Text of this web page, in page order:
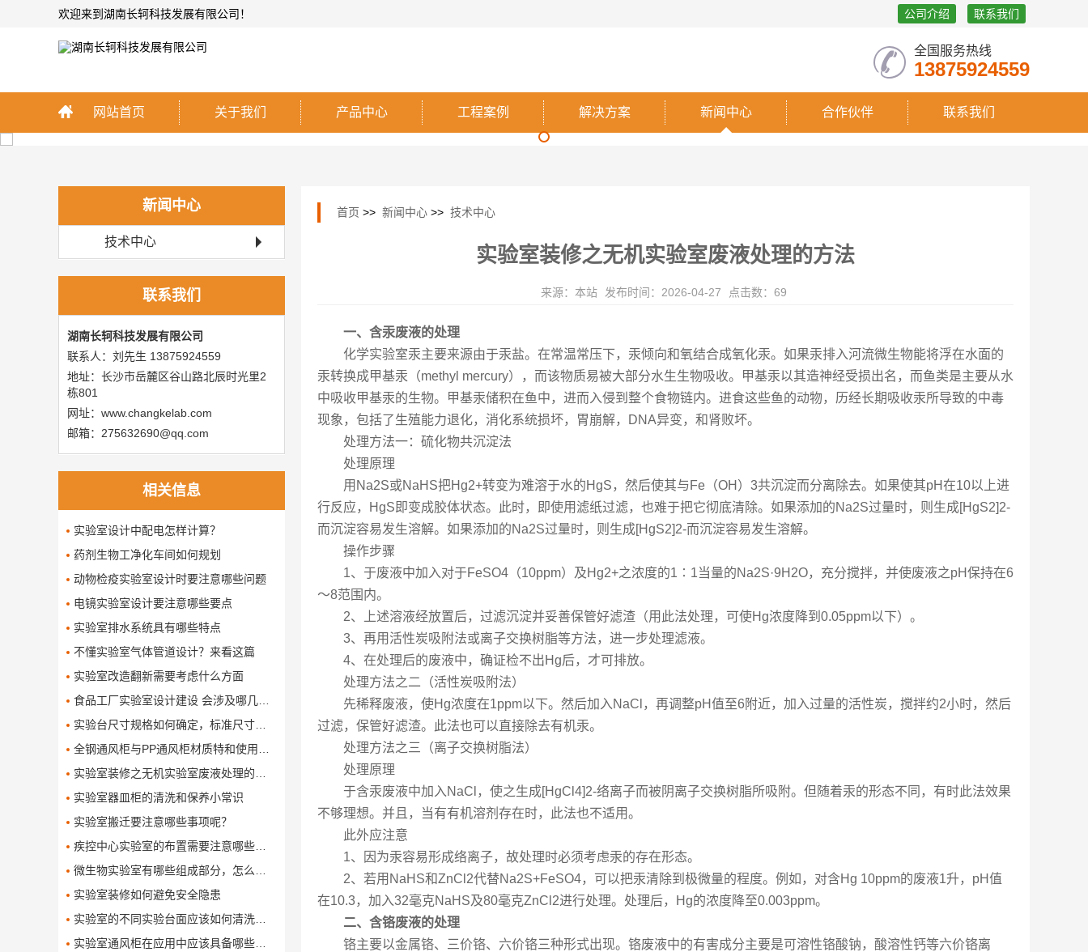
欢迎来到湖南长轲科技发展有限公司！ 公司介绍 联系我们
全国服务热线
13875924559
网站首页 关于我们 产品中心 工程案例 解决方案 新闻中心 合作伙伴 联系我们
新闻中心
技术中心
联系我们
湖南长轲科技发展有限公司
联系人：刘先生 13875924559
地址：长沙市岳麓区谷山路北辰时光里2
栋801
网址：www.changkelab.com
邮箱：275632690@qq.com
相关信息
实验室设计中配电怎样计算？
药剂生物工净化车间如何规划
动物检疫实验室设计时要注意哪些问题
电镜实验室设计要注意哪些要点
实验室排水系统具有哪些特点
不懂实验室气体管道设计？来看这篇
实验室改造翻新需要考虑什么方面
食品工厂实验室设计建设 会涉及哪几个要求
​实验台尺寸规格如何确定，标准尺寸是多少呢了
全钢通风柜与PP通风柜材质特和使用对比有哪些呢
实验室装修之无机实验室废液处理的方法
实验室器皿柜的清洗和保养小常识
实验室搬迁要注意哪些事项呢？
疾控中心实验室的布置需要注意哪些问题
微生物实验室有哪些组成部分，怎么设计和布局这些组成部分
实验室装修如何避免安全隐患
实验室的不同实验台面应该如何清洗保养
实验室通风柜在应用中应该具备哪些功能
首页 >> 新闻中心 >> 技术中心
实验室装修之无机实验室废液处理的方法
来源：本站 发布时间：2026-04-27 点击数：69
一、含汞废液的处理
化学实验室汞主要来源由于汞盐。在常温常压下，汞倾向和氧结合成氧化汞。如果汞排入河流微生物能将浮在水面的
汞转换成甲基汞（methyl mercury），而该物质易被大部分水生生物吸收。甲基汞以其造神经受损出名，而鱼类是主要从水
中吸收甲基汞的生物。甲基汞储积在鱼中，进而入侵到整个食物链内。进食这些鱼的动物，历经长期吸收汞所导致的中毒
现象，包括了生殖能力退化，消化系统损坏，胃崩解，DNA异变，和肾败坏。
处理方法一：硫化物共沉淀法
处理原理
用Na2S或NaHS把Hg2+转变为难溶于水的HgS，然后使其与Fe（OH）3共沉淀而分离除去。如果使其pH在10以上进
行反应，HgS即变成胶体状态。此时，即使用滤纸过滤，也难于把它彻底清除。如果添加的Na2S过量时，则生成[HgS2]2-
而沉淀容易发生溶解。如果添加的Na2S过量时，则生成[HgS2]2-而沉淀容易发生溶解。
操作步骤
1、于废液中加入对于FeSO4（10ppm）及Hg2+之浓度的1∶1当量的Na2S·9H2O，充分搅拌，并使废液之pH保持在6
～8范围内。
2、上述溶液经放置后，过滤沉淀并妥善保管好滤渣（用此法处理，可使Hg浓度降到0.05ppm以下）。
3、再用活性炭吸附法或离子交换树脂等方法，进一步处理滤液。
4、在处理后的废液中，确证检不出Hg后，才可排放。
处理方法之二（活性炭吸附法）
先稀释废液，使Hg浓度在1ppm以下。然后加入NaCl，再调整pH值至6附近，加入过量的活性炭，搅拌约2小时，然后
过滤，保管好滤渣。此法也可以直接除去有机汞。
处理方法之三（离子交换树脂法）
处理原理
于含汞废液中加入NaCl，使之生成[HgCl4]2-络离子而被阴离子交换树脂所吸附。但随着汞的形态不同，有时此法效果
不够理想。并且，当有有机溶剂存在时，此法也不适用。
此外应注意
1、因为汞容易形成络离子，故处理时必须考虑汞的存在形态。
2、若用NaHS和ZnCl2代替Na2S+FeSO4，可以把汞清除到极微量的程度。例如，对含Hg 10ppm的废液1升，pH值
在10.3，加入32毫克NaHS及80毫克ZnCl2进行处理。处理后，Hg的浓度降至0.003ppm。
二、含铬废液的处理
铬主要以金属铬、三价铬、六价铬三种形式出现。铬废液中的有害成分主要是可溶性铬酸钠，酸溶性钙等六价铬离